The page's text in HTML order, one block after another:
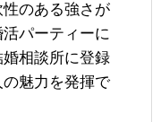
のある強さが
パーティーに
相談所に登録
魅力を発揮で